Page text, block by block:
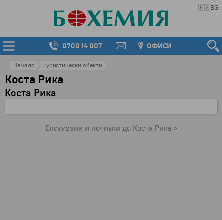
🇧🇬BG
0700 14 007 ОФИСИ
Начало Туристически обекти
Коста Рика
Коста Рика
Екскурзии и почивки до Коста Рика »